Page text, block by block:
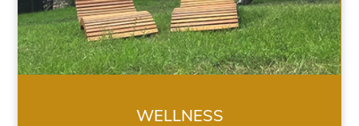
WELLNESS